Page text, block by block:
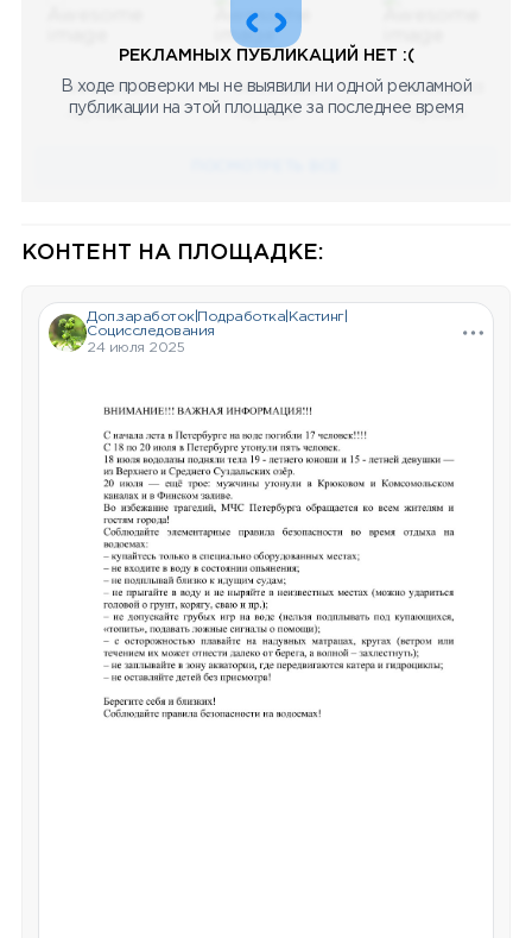
08.05.2023
Научный
08.05.2023
Научный
08.05.2023
Научный
РЕКЛАМНЫХ ПУБЛИКАЦИЙ НЕТ :(
В ходе проверки мы не выявили ни одной рекламной
публикации на этой площадке за последнее время
КОНТЕНТ НА ПЛОЩАДКЕ:
Доп.заработок|Подработка|Кастинг|
Социсcледования
24 июля 2025